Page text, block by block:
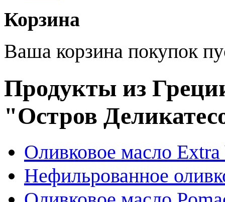
Корзина
Ваша корзина покупок
Продукты из
"Остров
Оливковое масло
Нефильрованное